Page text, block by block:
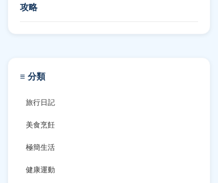
攻略
≡ 分類
旅行日記
美食烹飪
極簡生活
健康運動